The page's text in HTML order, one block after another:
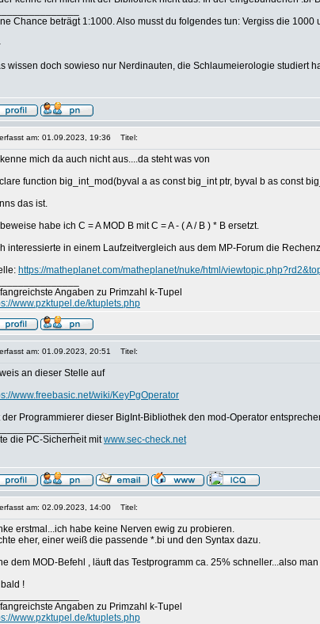
Chance beträgt 1:1000. Also musst du folgendes tun: Vergiss die
wissen doch sowieso nur Nerdinauten, die Schlaumeierologie studiert
am: 01.09.2023, 19:36 Titel:
kenne mich da auch nicht aus....da steht was von
function big_int_mod(byval a as const big_int ptr, byval b as const
das ist.
habe ich C = A MOD B mit C = A - ( A / B ) * B ersetzt.
interessierte in einem Laufzeitvergleich aus dem MP-Forum die
https://matheplanet.com/matheplanet/nuke/html/
Angaben zu Primzahl k-Tupel
www.pzktupel.de/ktuplets.php
am: 01.09.2023, 20:51 Titel:
an dieser Stelle auf
www.freebasic.net/wiki/KeyPgOperator
der Programmierer dieser BigInt-Bibliothek den mod-Operator
die PC-Sicherheit mitwww.sec-check.net
am: 02.09.2023, 14:00 Titel:
erstmal...ich habe keine Nerven ewig zu probieren.
eher, einer weiß die passende *.bi und den Syntax dazu.
dem MOD-Befehl , läuft das Testprogramm ca. 25% schneller...also
bald !
Angaben zu Primzahl k-Tupel
www.pzktupel.de/ktuplets.php